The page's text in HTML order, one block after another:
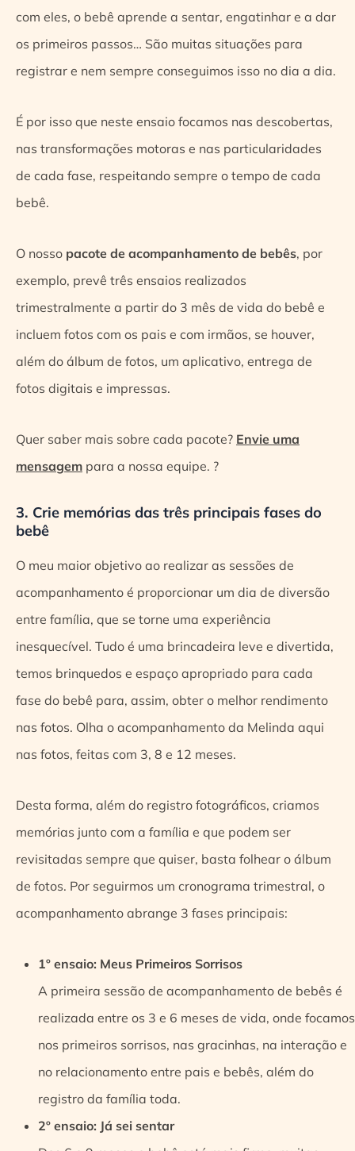
com eles, o bebê aprende a sentar, engatinhar e a dar
os primeiros passos… São muitas situações para
registrar e nem sempre conseguimos isso no dia a dia.
É por isso que neste ensaio focamos nas descobertas,
nas transformações motoras e nas particularidades
de cada fase, respeitando sempre o tempo de cada
bebê.
O nosso pacote de acompanhamento de bebês, por
exemplo, prevê três ensaios realizados
trimestralmente a partir do 3 mês de vida do bebê e
incluem fotos com os pais e com irmãos, se houver,
além do álbum de fotos, um aplicativo, entrega de
fotos digitais e impressas.
Quer saber mais sobre cada pacote? Envie uma
mensagem para a nossa equipe. ?
3. Crie memórias das três principais fases do
bebê
O meu maior objetivo ao realizar as sessões de
acompanhamento é proporcionar um dia de diversão
entre família, que se torne uma experiência
inesquecível. Tudo é uma brincadeira leve e divertida,
temos brinquedos e espaço apropriado para cada
fase do bebê para, assim, obter o melhor rendimento
nas fotos. Olha o acompanhamento da Melinda aqui
nas fotos, feitas com 3, 8 e 12 meses.
Desta forma, além do registro fotográficos, criamos
memórias junto com a família e que podem ser
revisitadas sempre que quiser, basta folhear o álbum
de fotos. Por seguirmos um cronograma trimestral, o
acompanhamento abrange 3 fases principais:
1º ensaio: Meus Primeiros Sorrisos
A primeira sessão de acompanhamento de bebês é
realizada entre os 3 e 6 meses de vida, onde focamos
nos primeiros sorrisos, nas gracinhas, na interação e
no relacionamento entre pais e bebês, além do
registro da família toda.
2º ensaio: Já sei sentar